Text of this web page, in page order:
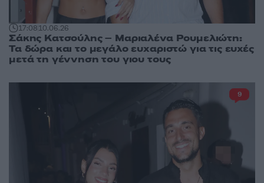
17:0810.06.26
Σάκης Κατσούλης – Μαριαλένα Ρουμελιώτη:
Τα δώρα και το μεγάλο ευχαριστώ για τις ευχές
μετά τη γέννηση του γιου τους
9